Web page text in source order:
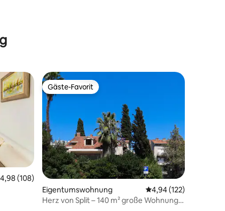
Bewertungen
Bewertung: 4,98 von 5, 108 Bewertungen
4,98 (108)
Gäste-Favorit
Gäste-Favorit
Eigentumswohnung Durchschnittliche
4,94 (122)
Herz von Split – 140 m² große Wohnung